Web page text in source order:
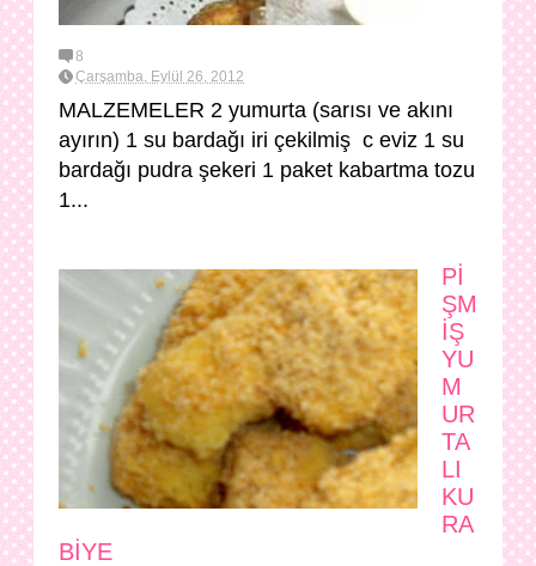
8
Çarşamba, Eylül 26, 2012
MALZEMELER 2 yumurta (sarısı ve akını
ayırın) 1 su bardağı iri çekilmiş c eviz 1 su
bardağı pudra şekeri 1 paket kabartma tozu
1...
Pİ
ŞM
İŞ
YU
M
UR
TA
LI
KU
RA
BİYE